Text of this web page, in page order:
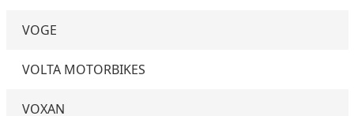
VOGE
VOLTA MOTORBIKES
VOXAN